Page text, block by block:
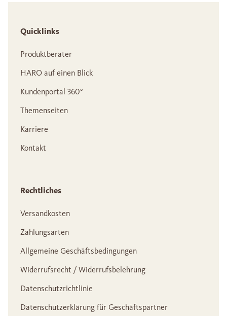
Quicklinks
Produktberater
HARO auf einen Blick
Kundenportal 360°
Themenseiten
Karriere
Kontakt
Rechtliches
Versandkosten
Zahlungsarten
Allgemeine Geschäftsbedingungen
Widerrufsrecht / Widerrufsbelehrung
Datenschutzrichtlinie
Datenschutzerklärung für Geschäftspartner